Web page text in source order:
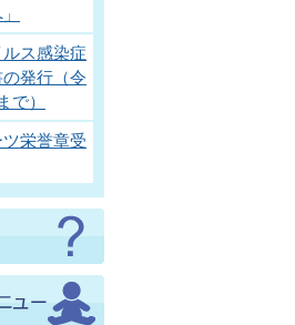
ス感染症
発行（令
で）
栄誉章受